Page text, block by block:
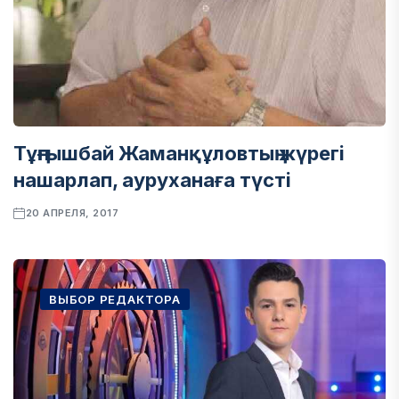
Тұңғышбай Жаманқұловтың жүрегі
нашарлап, ауруханаға түсті
20 АПРЕЛЯ, 2017
ВЫБОР РЕДАКТОРА